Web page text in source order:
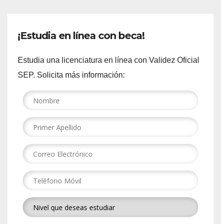
¡Estudia en línea con beca!
Estudia una licenciatura en línea con Validez Oficial
SEP. Solicita más información: